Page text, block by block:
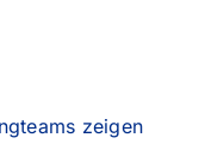
zeigen